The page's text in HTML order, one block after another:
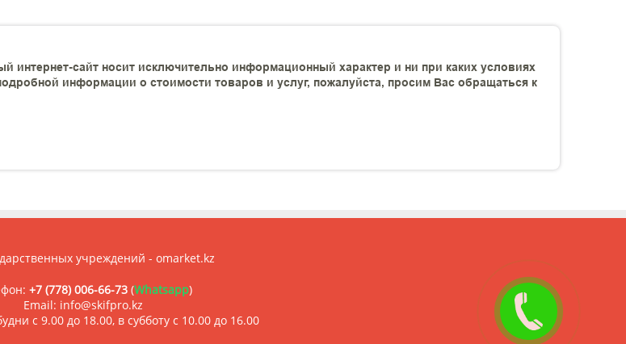
интернет-сайт носит исключительно информационный характер и ни при каких условиях
информации о стоимости товаров и услуг, пожалуйста, просим Вас обращаться к
учреждений - omarket.kz
+7 (778) 006-66-73(Whatsapp)
Email: info@skifpro.kz
с 9.00 до 18.00, в субботу с 10.00 до 16.00